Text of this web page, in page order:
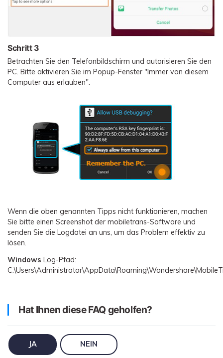
Schritt 3
Betrachten Sie den Telefonbildschirm und autorisieren Sie den
PC. Bitte aktivieren Sie im Popup-Fenster "Immer von diesem
Computer aus erlauben".
Wenn die oben genannten Tipps nicht funktionieren, machen
Sie bitte einen Screenshot der mobiletrans-Software und
senden Sie die Logdatei an uns, um das Problem effektiv zu
lösen.
Windows Log-Pfad:
Hat Ihnen diese FAQ geholfen?
JA NEIN